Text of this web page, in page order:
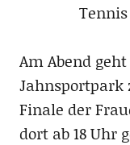
Am Abend
Jahnsportpark
Finale der
dort ab 18 Uhr